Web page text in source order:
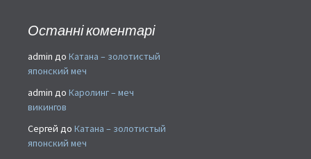
Останні коментарі
admin до Катана – золотистый
японский меч
admin до Каролинг – меч
викингов
Сергей до Катана – золотистый
японский меч